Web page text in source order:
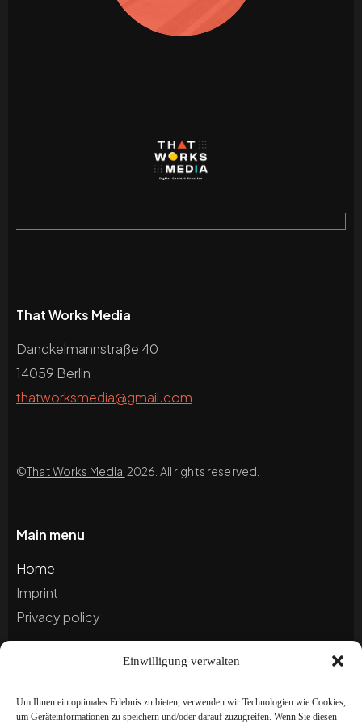
Einwilligung verwalten
Um Ihnen ein optimales Erlebnis zu bieten, verwenden wir Technologien wie Cookies,
um Geräteinformationen zu speichern und/oder darauf zuzugreifen. Wenn Sie diesen
That Works Media
Danckelmannstraße 40
14059 Berlin
thatworksmedia@gmail.com
©That Works Media 2026. All rights reserved.
Main menu
Home
Imprint
Privacy policy